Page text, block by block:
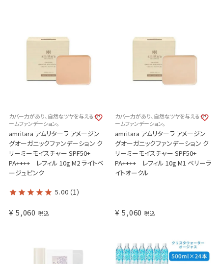
カバー力があり、自然なツヤを与えるクリ
ームファンデーション。
amritara アムリターラ アメージン
グオーガニックファンデーション ク
リーミーモイスチャー SPF50+
PA++++ レフィル 10g M2 ライトベ
ージュピンク
5.00 （1）
¥ 5,060 税込
カバー力があり、自然なツヤを与えるクリ
ームファンデーション。
amritara アムリターラ アメージン
グオーガニックファンデーション ク
リーミーモイスチャー SPF50+
PA++++ レフィル 10g M1 ベリーラ
イトオークル
¥ 5,060 税込